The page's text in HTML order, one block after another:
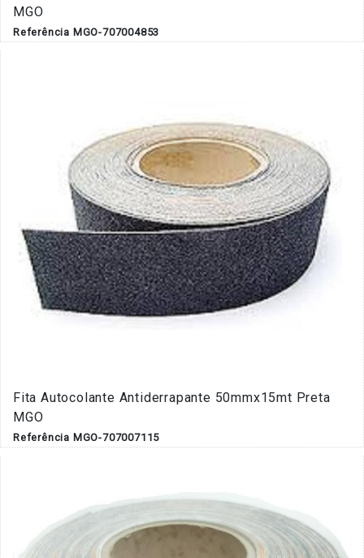
MGO
Referência MGO-707004853
Fita Autocolante Antiderrapante 50mmx15mt Preta
MGO
Referência MGO-707007115